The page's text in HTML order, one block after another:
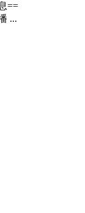
==
...